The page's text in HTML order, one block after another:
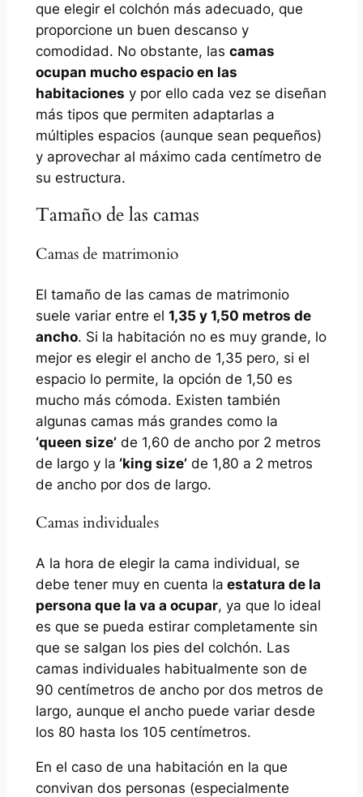
que elegir el colchón más adecuado, que
proporcione un buen descanso y
comodidad. No obstante, las camas
ocupan mucho espacio en las
habitaciones y por ello cada vez se diseñan
más tipos que permiten adaptarlas a
múltiples espacios (aunque sean pequeños)
y aprovechar al máximo cada centímetro de
su estructura.
Tamaño de las camas
Camas de matrimonio
El tamaño de las camas de matrimonio
suele variar entre el 1,35 y 1,50 metros de
ancho. Si la habitación no es muy grande, lo
mejor es elegir el ancho de 1,35 pero, si el
espacio lo permite, la opción de 1,50 es
mucho más cómoda. Existen también
algunas camas más grandes como la
‘queen size’de 1,60 de ancho por 2 metros
de largo y la ‘king size’de 1,80 a 2 metros
de ancho por dos de largo.
Camas individuales
A la hora de elegir la cama individual, se
debe tener muy en cuenta la estatura de la
persona que la va a ocupar, ya que lo ideal
es que se pueda estirar completamente sin
que se salgan los pies del colchón. Las
camas individuales habitualmente son de
90 centímetros de ancho por dos metros de
largo, aunque el ancho puede variar desde
los 80 hasta los 105 centímetros.
En el caso de una habitación en la que
convivan dos personas (especialmente